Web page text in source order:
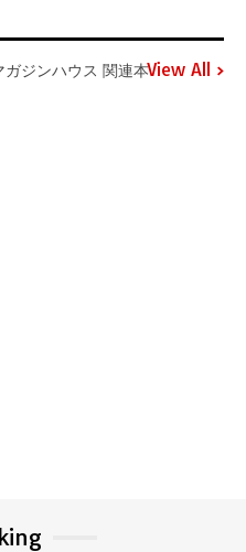
ガジンハウス 関連本View All